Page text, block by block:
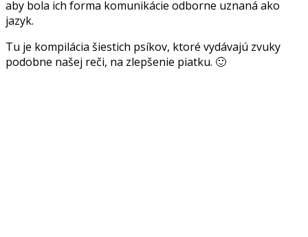
aby bola ich forma komunikácie odborne uznaná ako
jazyk.
Tu je kompilácia šiestich psíkov, ktoré vydávajú zvuky
podobne našej reči, na zlepšenie piatku. 🙂